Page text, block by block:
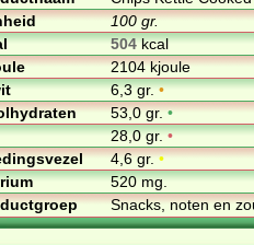
100 gr.
504kcal
2104 kjoule
6,3 gr.•
53,0 gr.•
28,0 gr.•
4,6 gr.•
520 mg.
Snacks, noten en